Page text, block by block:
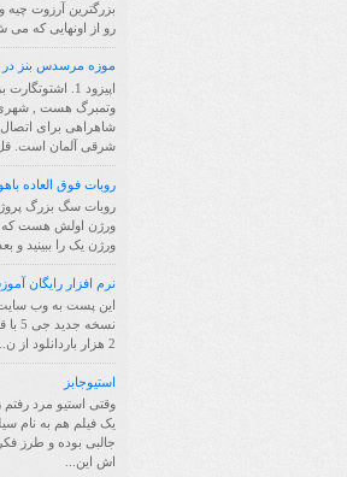
بزرگترین آرزوت چیه
رو از اونهایی که می
موزه مرسدس بنز در
اپیزود 1.
وتمبرگ هست , شهری
شاهراهی برای
شرقی آلمان است.
روبات فوق العاده
روبات سگ بزرگ
ورژن یک را ببینید و
نرم افزار رایگان آموزش زبان
2 هزار باردانلود از ن...
استیوجابز
وقتی استیو مرد
یک فیلم هم به نام
جالبی بوده و طرز
اش این...